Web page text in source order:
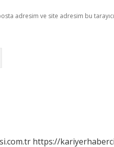
adresim ve site adresim bu
https://